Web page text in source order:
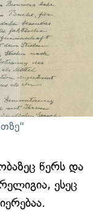
წერს და
ესეც